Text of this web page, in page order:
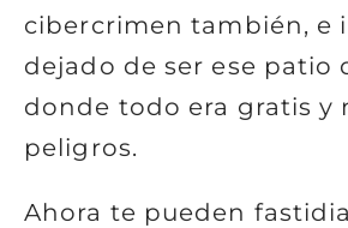
cibercrimen también, e
dejado de ser ese patio
donde todo era gratis y
peligros.
Ahora te pueden